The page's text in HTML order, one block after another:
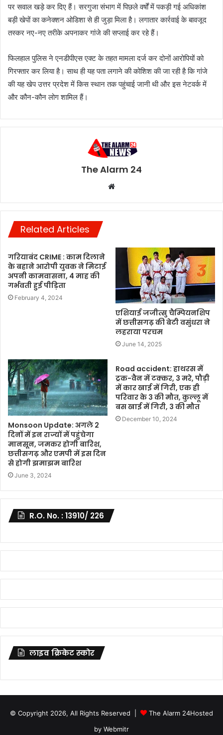
पर सवाल खड़े कर दिए हैं। सरगुजा संभाग में पिछले वर्षों में पकड़ी गई अधिकांश
बड़ी खेपों का कनेक्शन ओडिशा से ही जुड़ा मिला है। लगातार कार्रवाई के बावजूद
तस्कर नए-नए तरीके अपनाकर गांजे की सप्लाई कर रहे हैं।
फिलहाल पुलिस ने एनडीपीएस एक्ट के तहत मामला दर्ज कर दोनों आरोपियों को
गिरफ्तार कर लिया है। साथ ही यह पता लगाने की कोशिश की जा रही है कि गांजे
की यह खेप उत्तर प्रदेश में किस स्थान तक पहुंचाई जानी थी और इस नेटवर्क में
और कौन-कौन लोग शामिल हैं।
The Alarm 24
Website
Related Articles
गरियाबंद CRIME : काम दिलाने
के बहाने आरोपी युवक ने मिटाई
अपनी कामवासना, 4 माह की
गर्भवती हुई पीड़िता
February 4, 2024
एशियाई जजीत्सु चैम्पियनशिप
में छत्तीसगढ़ की बेटी वसुंधरा ने
लहराया परचम
June 14, 2025
Monsoon Update: अगले 2
दिनों में इन राज्यों में पहुंचेगा
मानसून, जमकर होगी बारिश,
छत्तीसगढ़ और एमपी में इस दिन
से होगी झमाझम बारिश
June 3, 2024
Road accident: हाथरस में
ट्रक-वैन में टक्कर, 3 मरे, पौड़ी
में कार खाई में गिरी, एक ही
परिवार के 3 की मौत, कुल्लू में
बस खाई में गिरी, 3 की मौत
December 10, 2024
R.O. No. : 13910/ 226
लाइव क्रिकेट स्कोर
© Copyright 2026, All Rights Reserved | The Alarm 24Hosted
by Webmitr